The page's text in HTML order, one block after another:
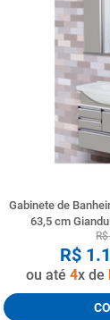
Gabinete de
63,5 cm
R$
R$ 1.
ou até 4x de